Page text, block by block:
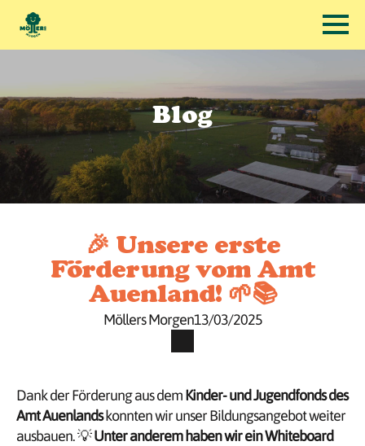
Blog
🎉 Unsere erste
Förderung vom Amt
Auenland! 🌱📚
Möllers Morgen13/03/2025
Dank der Förderung aus demKinder- und Jugendfonds des
Amt Auenlandskonnten wir unser Bildungsangebot weiter
ausbauen. 💡Unter anderem haben wir ein Whiteboard